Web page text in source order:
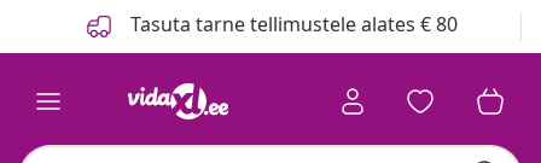
Tasuta tarne tellimustele alates € 80